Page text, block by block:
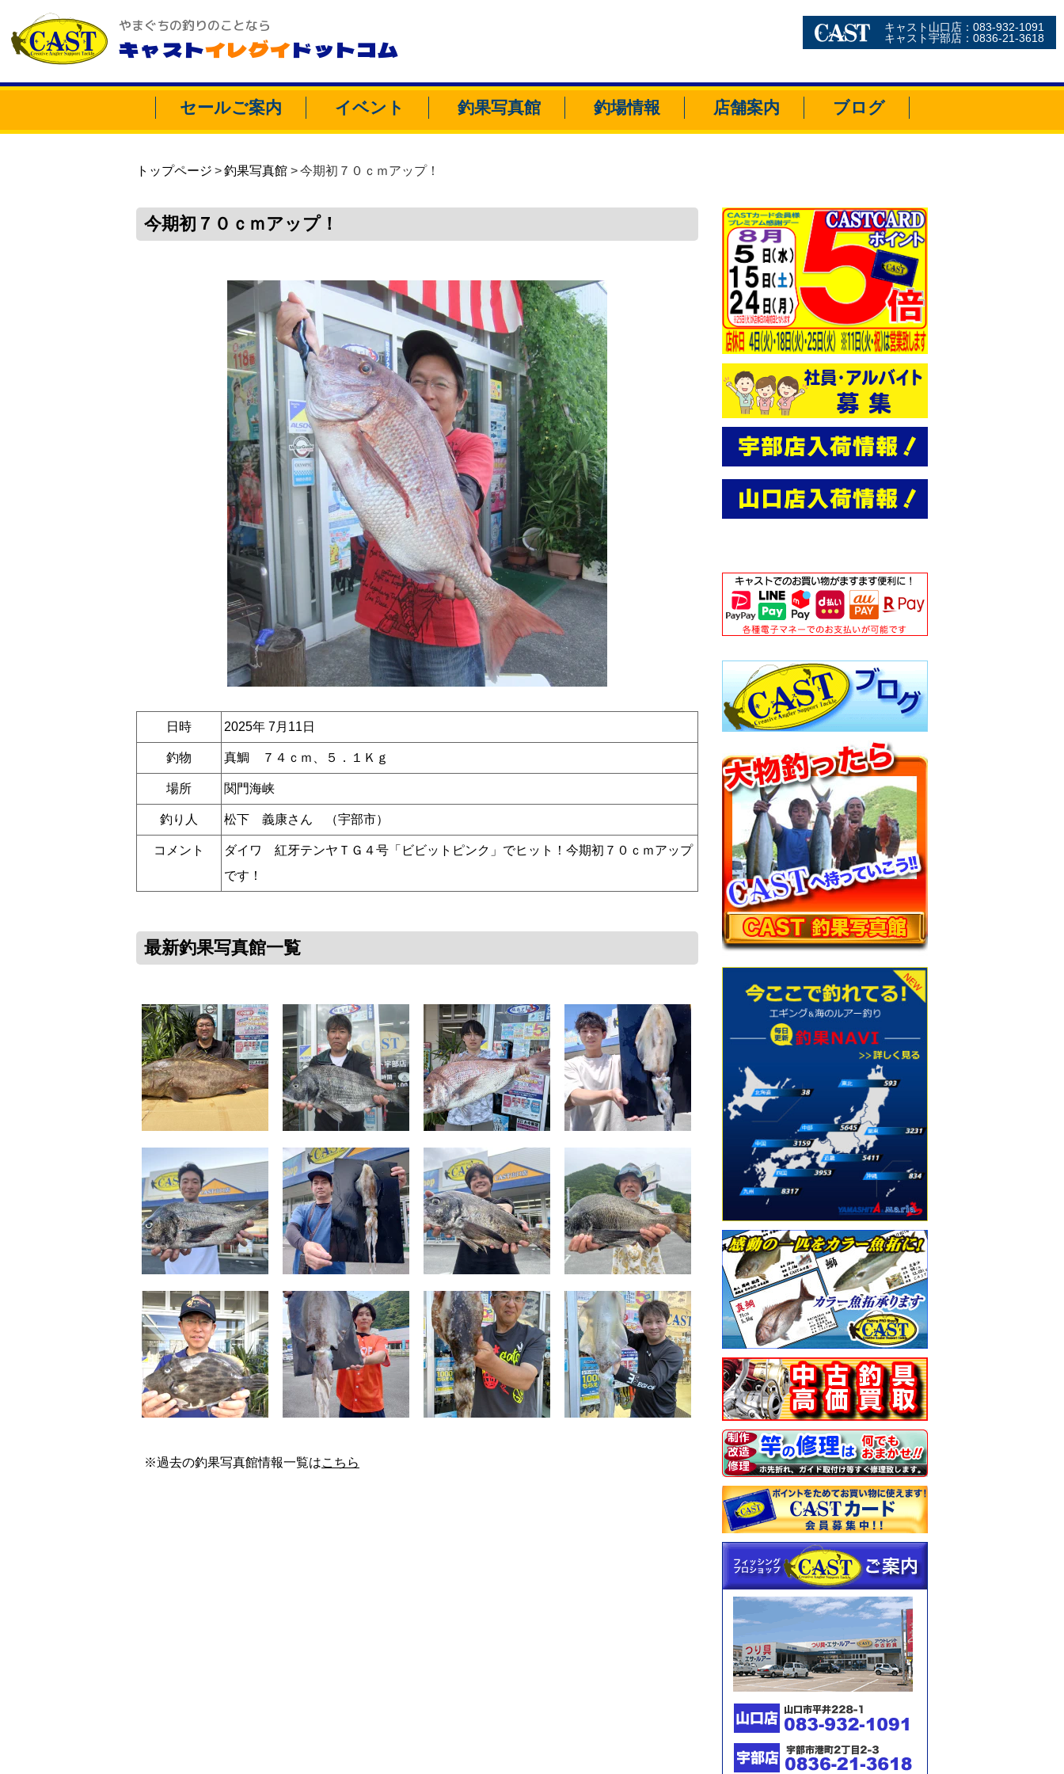
やまぐちの釣りのことなら
キャストイレグイドットコム
キャスト山口店：083-932-1091
キャスト宇部店：0836-21-3618
セールご案内 イベント 釣果写真館 釣場情報 店舗案内 ブログ
トップページ 釣果写真館 今期初７０ｃｍアップ！
今期初７０ｃｍアップ！
日時 2025年 7月11日
釣物 真鯛 ７４ｃｍ、５．１Ｋｇ
場所 関門海峡
釣り人 松下 義康さん （宇部市）
コメント
ダイワ 紅牙テンヤＴＧ４号「ビビットピンク」でヒット！今期初７０ｃｍアップ
です！
最新釣果写真館一覧
※過去の釣果写真館情報一覧はこちら